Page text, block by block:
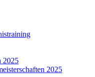
2025
2025